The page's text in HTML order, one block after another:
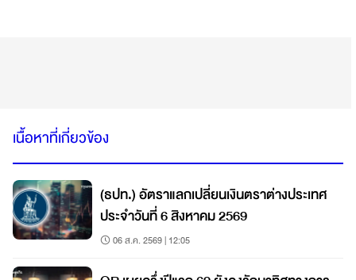
เนื้อหาที่เกี่ยวข้อง
(ธปท.) อัตราแลกเปลี่ยนเงินตราต่างประเทศ
ประจำวันที่ 6 สิงหาคม 2569
06 ส.ค. 2569 | 12:05